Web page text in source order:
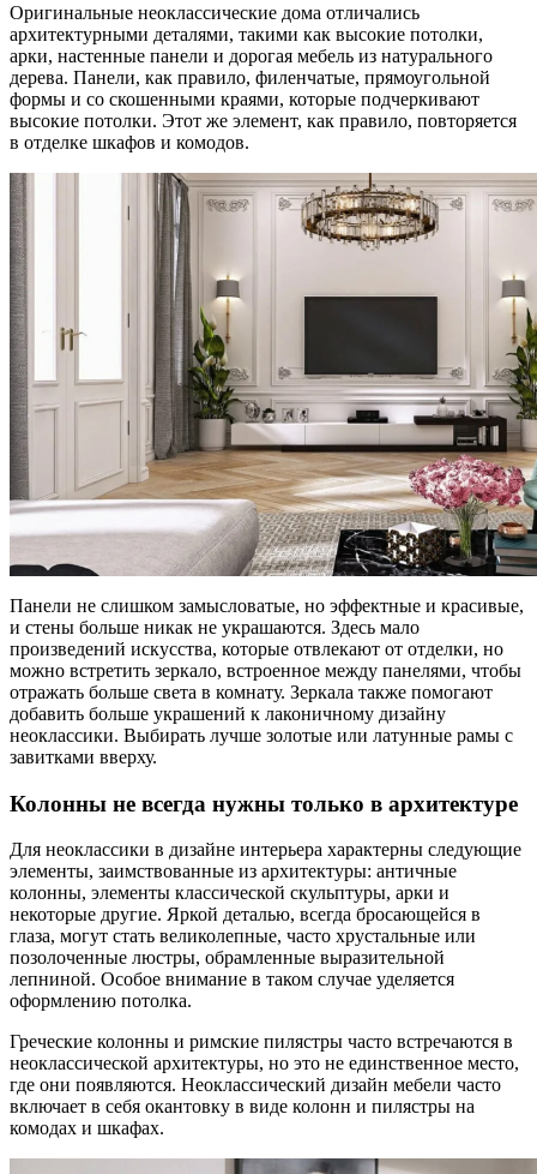
Оригинальные неоклассические дома отличались
архитектурными деталями, такими как высокие потолки,
арки, настенные панели и дорогая мебель из натурального
дерева. Панели, как правило, филенчатые, прямоугольной
формы и со скошенными краями, которые подчеркивают
высокие потолки. Этот же элемент, как правило, повторяется
в отделке шкафов и комодов.
Панели не слишком замысловатые, но эффектные и красивые,
и стены больше никак не украшаются. Здесь мало
произведений искусства, которые отвлекают от отделки, но
можно встретить зеркало, встроенное между панелями, чтобы
отражать больше света в комнату. Зеркала также помогают
добавить больше украшений к лаконичному дизайну
неоклассики. Выбирать лучше золотые или латунные рамы с
завитками вверху.
Колонны не всегда нужны только в архитектуре
Для неоклассики в дизайне интерьера характерны следующие
элементы, заимствованные из архитектуры: античные
колонны, элементы классической скульптуры, арки и
некоторые другие. Яркой деталью, всегда бросающейся в
глаза, могут стать великолепные, часто хрустальные или
позолоченные люстры, обрамленные выразительной
лепниной. Особое внимание в таком случае уделяется
оформлению потолка.
Греческие колонны и римские пилястры часто встречаются в
неоклассической архитектуры, но это не единственное место,
где они появляются. Неоклассический дизайн мебели часто
включает в себя окантовку в виде колонн и пилястры на
комодах и шкафах.